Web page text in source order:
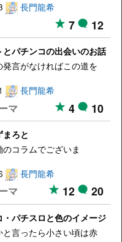
長門龍希
7 12
パチンコの出会いのお話
言がなければこの道を
長門龍希
マ 4 10
まろと
コラムでございま
長門龍希
マ 12 20
パチスロと色のイメージ
と言ったら小さい頃は赤